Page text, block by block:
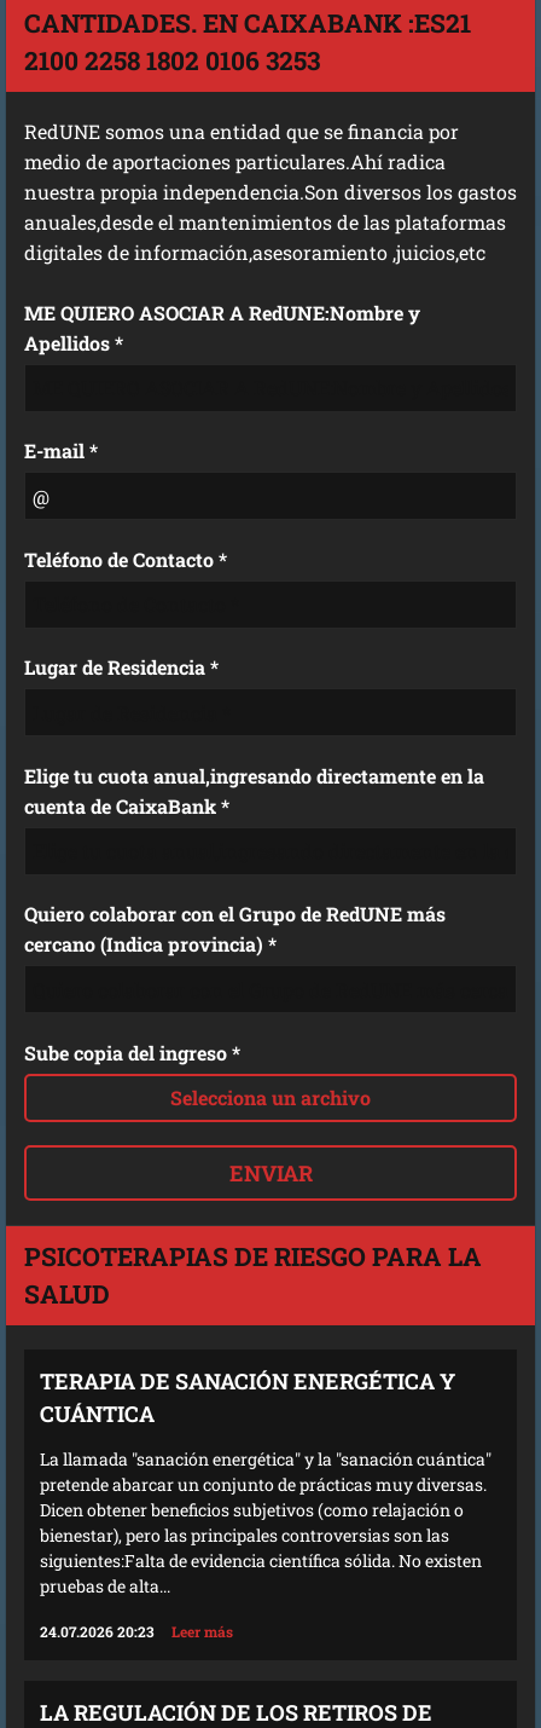
CANTIDADES. EN CAIXABANK :ES21
2100 2258 1802 0106 3253
RedUNE somos una entidad que se financia por
medio de aportaciones particulares.Ahí radica
nuestra propia independencia.Son diversos los gastos
anuales,desde el mantenimientos de las plataformas
digitales de información,asesoramiento ,juicios,etc
ME QUIERO ASOCIAR A RedUNE:Nombre y
Apellidos *
E-mail *
Teléfono de Contacto *
Lugar de Residencia *
Elige tu cuota anual,ingresando directamente en la
cuenta de CaixaBank *
Quiero colaborar con el Grupo de RedUNE más
cercano (Indica provincia) *
Sube copia del ingreso *
Selecciona un archivo
PSICOTERAPIAS DE RIESGO PARA LA
SALUD
TERAPIA DE SANACIÓN ENERGÉTICA Y
CUÁNTICA
La llamada "sanación energética" y la "sanación cuántica"
pretende abarcar un conjunto de prácticas muy diversas.
Dicen obtener beneficios subjetivos (como relajación o
bienestar), pero las principales controversias son las
siguientes:Falta de evidencia científica sólida. No existen
pruebas de alta...
24.07.2026 20:23 Leer más
LA REGULACIÓN DE LOS RETIROS DE